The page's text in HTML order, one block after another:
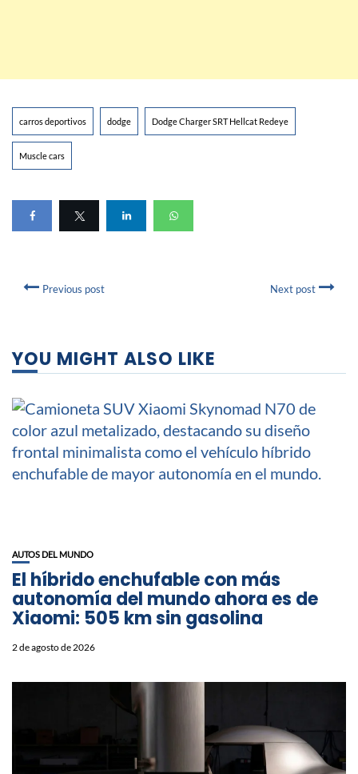
carros deportivos dodge Dodge Charger SRT Hellcat Redeye
Muscle cars
Previous post Next post
YOU MIGHT ALSO LIKE
AUTOS DEL MUNDO
El híbrido enchufable con más
autonomía del mundo ahora es de
Xiaomi: 505 km sin gasolina
2 de agosto de 2026